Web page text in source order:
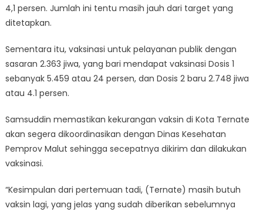
4,1 persen. Jumlah ini tentu masih jauh dari target yang
ditetapkan.
Sementara itu, vaksinasi untuk pelayanan publik dengan
sasaran 2.363 jiwa, yang bari mendapat vaksinasi Dosis 1
sebanyak 5.459 atau 24 persen, dan Dosis 2 baru 2.748 jiwa
atau 4.1 persen.
Samsuddin memastikan kekurangan vaksin di Kota Ternate
akan segera dikoordinasikan dengan Dinas Kesehatan
Pemprov Malut sehingga secepatnya dikirim dan dilakukan
vaksinasi.
“Kesimpulan dari pertemuan tadi, (Ternate) masih butuh
vaksin lagi, yang jelas yang sudah diberikan sebelumnya